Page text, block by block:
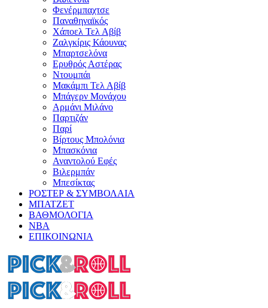
Φενέρμπαχτσε
Παναθηναϊκός
Χάποελ Τελ Αβίβ
Ζαλγκίρις Κάουνας
Μπαρτσελόνα
Ερυθρός Αστέρας
Ντουμπάι
Μακάμπι Τελ Αβίβ
Μπάγερν Μονάχου
Αρμάνι Μιλάνο
Παρτιζάν
Παρί
Βίρτους Μπολόνια
Μπασκόνια
Αναντολού Εφές
Βιλερμπάν
Μπεσίκτας
ΡΟΣΤΕΡ & ΣΥΜΒΟΛΑΙΑ
ΜΠΑΤΖΕΤ
ΒΑΘΜΟΛΟΓΙΑ
ΝΒΑ
ΕΠΙΚΟΙΝΩΝΙΑ